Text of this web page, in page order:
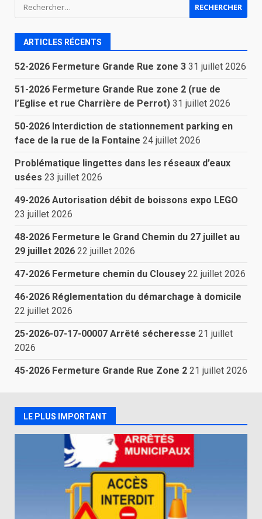
ARTICLES RÉCENTS
52-2026 Fermeture Grande Rue zone 3 31 juillet 2026
51-2026 Fermeture Grande Rue zone 2 (rue de
l’Eglise et rue Charrière de Perrot) 31 juillet 2026
50-2026 Interdiction de stationnement parking en
face de la rue de la Fontaine 24 juillet 2026
Problématique lingettes dans les réseaux d’eaux
usées 23 juillet 2026
49-2026 Autorisation débit de boissons expo LEGO
23 juillet 2026
48-2026 Fermeture le Grand Chemin du 27 juillet au
29 juillet 2026 22 juillet 2026
47-2026 Fermeture chemin du Clousey 22 juillet 2026
46-2026 Réglementation du démarchage à domicile
22 juillet 2026
25-2026-07-17-00007 Arrêté sécheresse 21 juillet
2026
45-2026 Fermeture Grande Rue Zone 2 21 juillet 2026
LE PLUS IMPORTANT